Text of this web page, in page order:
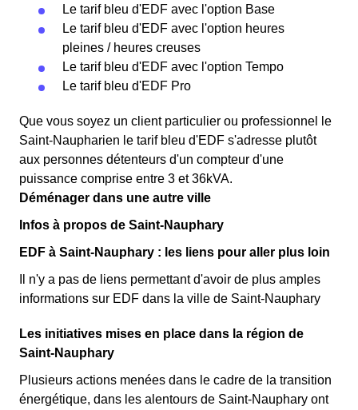
Le tarif bleu d'EDF avec l'option Base
Le tarif bleu d'EDF avec l'option heures
pleines / heures creuses
Le tarif bleu d'EDF avec l'option Tempo
Le tarif bleu d'EDF Pro
Que vous soyez un client particulier ou professionnel le
Saint-Naupharien le tarif bleu d'EDF s'adresse plutôt
aux personnes détenteurs d'un compteur d'une
puissance comprise entre 3 et 36kVA.
Déménager dans une autre ville
Infos à propos de Saint-Nauphary
EDF à Saint-Nauphary : les liens pour aller plus loin
Il n'y a pas de liens permettant d'avoir de plus amples
informations sur EDF dans la ville de Saint-Nauphary
Les initiatives mises en place dans la région de
Saint-Nauphary
Plusieurs actions menées dans le cadre de la transition
énergétique, dans les alentours de Saint-Nauphary ont